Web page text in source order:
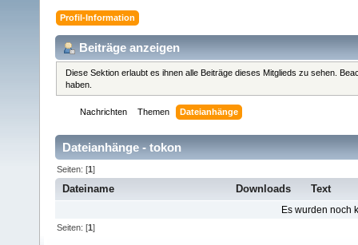
Profil-Information
Beiträge anzeigen
Diese Sektion erlaubt es ihnen alle Beiträge dieses Mitglieds zu sehen.
haben.
Nachrichten Themen Dateianhänge
Dateianhänge - tokon
Seiten: [1]
Dateiname Downloads Text
Es wurden noch
Seiten: [1]